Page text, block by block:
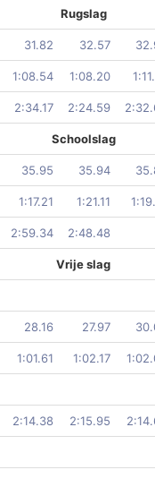
Rugslag
31.82 32.57
1:08.54 1:08.20
2:34.17 2:24.59
Schoolslag
35.95 35.94
1:17.21 1:21.11
2:59.34 2:48.48
Vrije slag
28.16 27.97
1:01.61 1:02.17
2:14.38 2:15.95